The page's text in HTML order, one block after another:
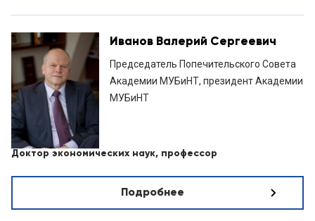
Иванов Валерий Сергеевич
Председатель Попечительского Совета
Академии МУБиНТ, президент Академии
МУБиНТ
Доктор экономических наук, профессор
Подробнее